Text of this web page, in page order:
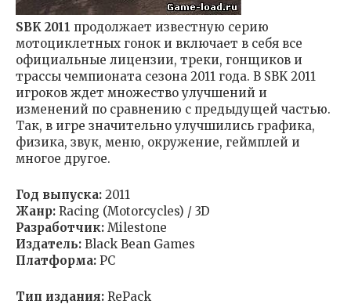
SBK 2011 продолжает известную серию
мотоциклетных гонок и включает в себя все
официальные лицензии, треки, гонщиков и
трассы чемпионата сезона 2011 года. В SBK 2011
игроков ждет множество улучшений и
изменений по сравнению с предыдущей частью.
Так, в игре значительно улучшились графика,
физика, звук, меню, окружение, геймплей и
многое другое.
Год выпуска: 2011
Жанр: Racing (Motorcycles) / 3D
Разработчик: Milestone
Издатель: Black Bean Games
Платформа: PC
Тип издания: RePack